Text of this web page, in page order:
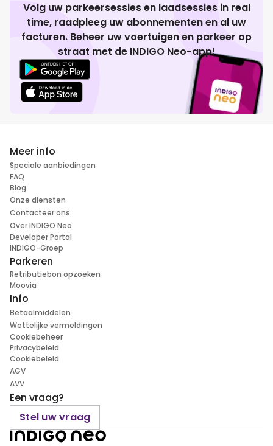
Volg uw parkeersessies en laadsessies in real
time, raadpleeg uw abonnementen en al uw
facturen. Beheer uw voertuigen en parkeer op
straat met de INDIGO Neo-app!
Meer info
Speciale aanbiedingen
FAQ
Blog
Onze diensten
Contacteer ons
Over INDIGO Neo
Developer Portal
INDIGO-Groep
Parkeren
Retributiebon opzoeken
Moovia
Info
Betaalmiddelen
Wettelijke vermeldingen
Cookiebeheer
Privacybeleid
Cookiebeleid
AGV
AVV
Een vraag?
Stel uw vraag